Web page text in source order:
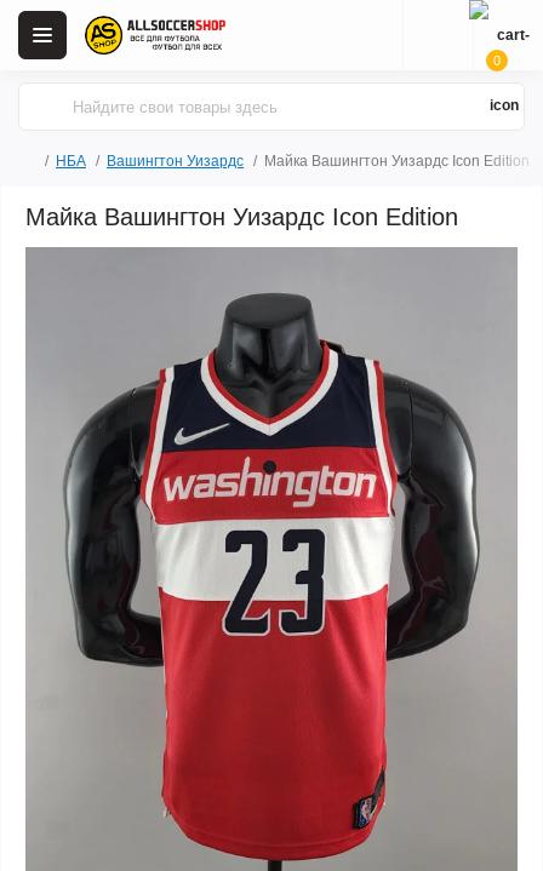
0
НБА Вашингтон Уизардс Майка Вашингтон Уизардс Icon Edition
Майка Вашингтон Уизардс Icon Edition